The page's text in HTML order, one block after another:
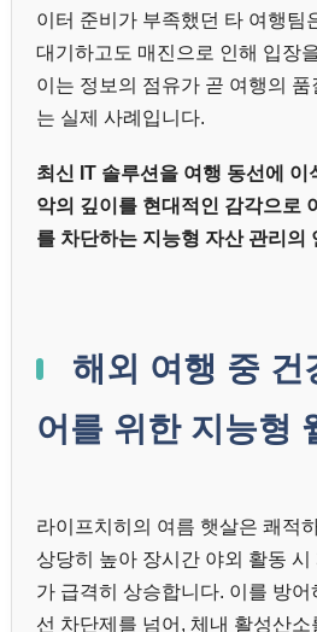
이터 준비가 부족했던 타 여행팀
대기하고도 매진으로 인해 입장
이는 정보의 점유가 곧 여행의
는 실제 사례입니다.
최신 IT 솔루션을 여행 동선에 이
악의 깊이를 현대적인 감각으로
를 차단하는 지능형 자산 관리의
해외 여행 중 건
어를 위한 지능형
라이프치히의 여름 햇살은 쾌적
상당히 높아 장시간 야외 활동
가 급격히 상승합니다. 이를 방어
선 차단제를 넘어, 체내 활성산